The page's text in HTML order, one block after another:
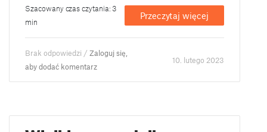
Szacowany czas czytania: 3
min
Przeczytaj więcej
Brak odpowiedzi /Zaloguj się,
aby dodać komentarz
10. lutego 2023